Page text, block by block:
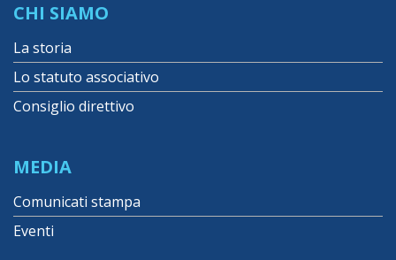
CHI SIAMO
La storia
Lo statuto associativo
Consiglio direttivo
MEDIA
Comunicati stampa
Eventi